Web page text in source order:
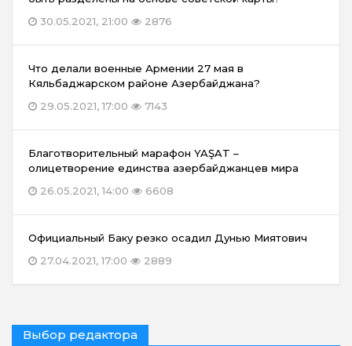
30.05.2021, 21:00
2876
Что делали военные Армении 27 мая в
Кяльбаджарском районе Азербайджана?
29.05.2021, 17:00
7143
Благотворительный марафон YAŞAT –
олицетворение единства азербайджанцев мира
26.05.2021, 14:00
6608
Официальный Баку резко осадил Дунью Миятович
27.04.2021, 17:00
2889
Выбор редактора